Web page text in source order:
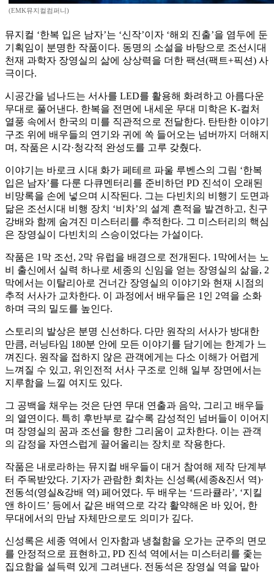
(EMK뮤지컬컴퍼니)
뮤지컬 ‘한복 입은 남자’는 ‘신작’이자 ‘해외 진출’을 염두에 둔
기획임이 분명한 작품이다. 동명의 소설을 바탕으로 조선시대
천재 과학자 장영실의 삶에 상상력을 더한 팩션(팩트+픽션) 사
극이다.
시공간을 넘나드는 서사를 LED를 활용해 화려하고 아름다운
무대로 풀어낸다. 한복을 전면에 내세운 무대 미학은 K-컬처
열풍 속에서 한국의 미를 직관적으로 전달한다. 탄탄한 이야기
구조 위에 배우들의 연기와 귀에 쏙 들어오는 넘버까지 더해지
며, 작품은 시각·청각적 완성도를 고루 갖췄다.
이야기는 바로크 시대 화가 페테르 파울 루벤스의 그림 ‘한복
입은 남자’를 다룬 다큐멘터리를 준비하던 PD 진석이 오래된
비망록을 손에 넣으며 시작된다. 그는 다빈치의 비행기 도면과
닮은 조선시대 비행 장치 ‘비차’의 설계 흔적을 발견하고, 친구
강배와 함께 숨겨진 미스터리를 추적한다. 그 미스터리의 핵심
은 장영실이 다빈치의 스승이었다는 가설이다.
작품은 1막 조선, 2막 유럽을 배경으로 전개된다. 1막에서는 노
비 출신에서 실력 하나로 세종의 신임을 얻는 장영실의 삶을, 2
막에서는 이탈리아로 건너간 장영실의 이야기와 현재 시점의
추적 서사가 교차한다. 이 과정에서 배우들은 1인 2역을 소화
하며 극의 밀도를 높인다.
스토리의 발상은 분명 신선하다. 다만 원작의 서사가 방대한
만큼, 러닝타임 180분 안에 모든 이야기를 담기에는 한계가 느
껴진다. 원작을 접하지 않은 관객에게는 다소 이해가 어렵게
느껴질 수 있고, 위인전적 서사 구조로 인해 일부 장면에서는
지루함을 느낄 여지도 있다.
그 공백을 채우는 것은 단연 무대 연출과 음악, 그리고 배우들
의 열연이다. 특히 후반부로 갈수록 감성적인 넘버들이 이어지
며 장영실의 꿈과 조선을 향한 그리움이 교차한다. 이는 관객
의 감정을 자연스럽게 끌어올리는 장치로 작용한다.
작품은 내로라하는 뮤지컬 배우들이 대거 참여해 제작 단계부
터 주목받았다. 기자가 관람한 회차는 신성록(세종&진서 역)·
전동석(영실&강배 역) 페어였다. 두 배우는 ‘드라큘라’, ‘지킬
앤 하이드’ 등에서 같은 배역으로 각각 활약해온 바 있어, 한
무대에서의 만남 자체만으로도 의미가 깊다.
신성록은 세종 역에서 인자함과 냉철함을 오가는 군주의 면모
를 안정적으로 표현하고, PD 진석 역에서는 미스터리를 좇는
집요함을 설득력 있게 그려낸다. 전동석은 장영실 역을 맡아